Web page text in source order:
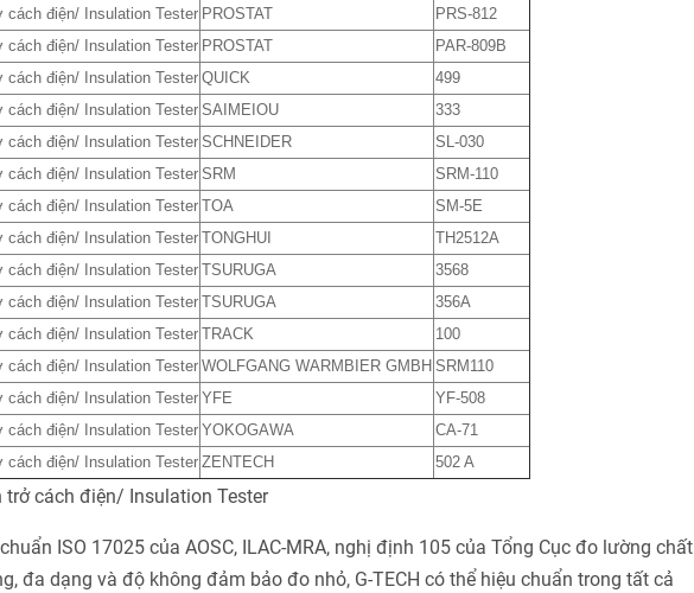
cách điện/ Insulation Tester PROSTAT
PRS-812
cách điện/ Insulation Tester PROSTAT
PAR-809B
cách điện/ Insulation Tester QUICK
499
cách điện/ Insulation Tester SAIMEIOU
333
cách điện/ Insulation Tester SCHNEIDER
SL-030
cách điện/ Insulation Tester SRM
SRM-110
cách điện/ Insulation Tester TOA
SM-5E
cách điện/ Insulation Tester TONGHUI
TH2512A
cách điện/ Insulation Tester TSURUGA
3568
cách điện/ Insulation Tester TSURUGA
356A
cách điện/ Insulation Tester TRACK
100
cách điện/ Insulation Tester WOLFGANG WARMBIER GMBH SRM110
cách điện/ Insulation Tester YFE
YF-508
cách điện/ Insulation Tester YOKOGAWA
CA-71
cách điện/ Insulation Tester ZENTECH 502 A
ISO 17025 của AOSC, ILAC-MRA, nghị định 105 của Tổng Cục đo lường chất
đa dạng và độ không đảm bảo đo nhỏ, G-TECH có thể hiệu chuẩn trong tất cả